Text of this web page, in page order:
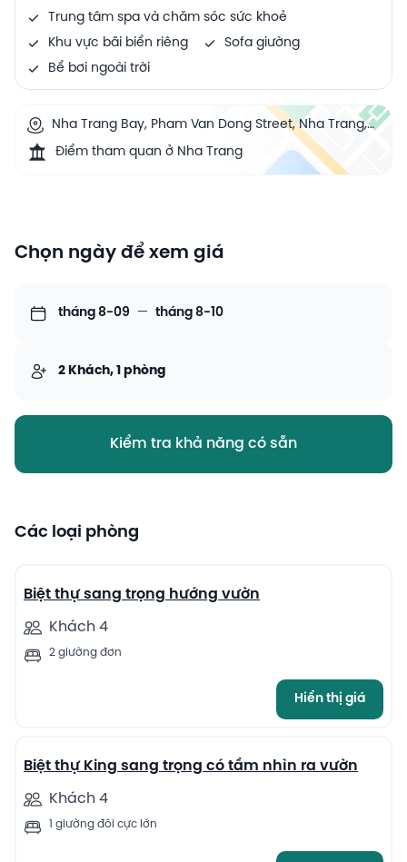
Trung tâm spa và chăm sóc sức khoẻ
Khu vực bãi biển riêng
Sofa giường
Bể bơi ngoài trời
Nha Trang Bay, Pham Van Dong Street, Nha Trang,
Vietnam
Điểm tham quan ở Nha Trang
Chọn ngày để xem giá
tháng 8-09 — tháng 8-10
2 Khách, 1 phòng
Kiểm tra khả năng có sẵn
Các loại phòng
Biệt thự sang trọng hướng vườn
Khách 4
2 giường đơn
Hiển thị giá
5
Biệt thự King sang trọng có tầm nhìn ra vườn
Khách 4
1 giường đôi cực lớn